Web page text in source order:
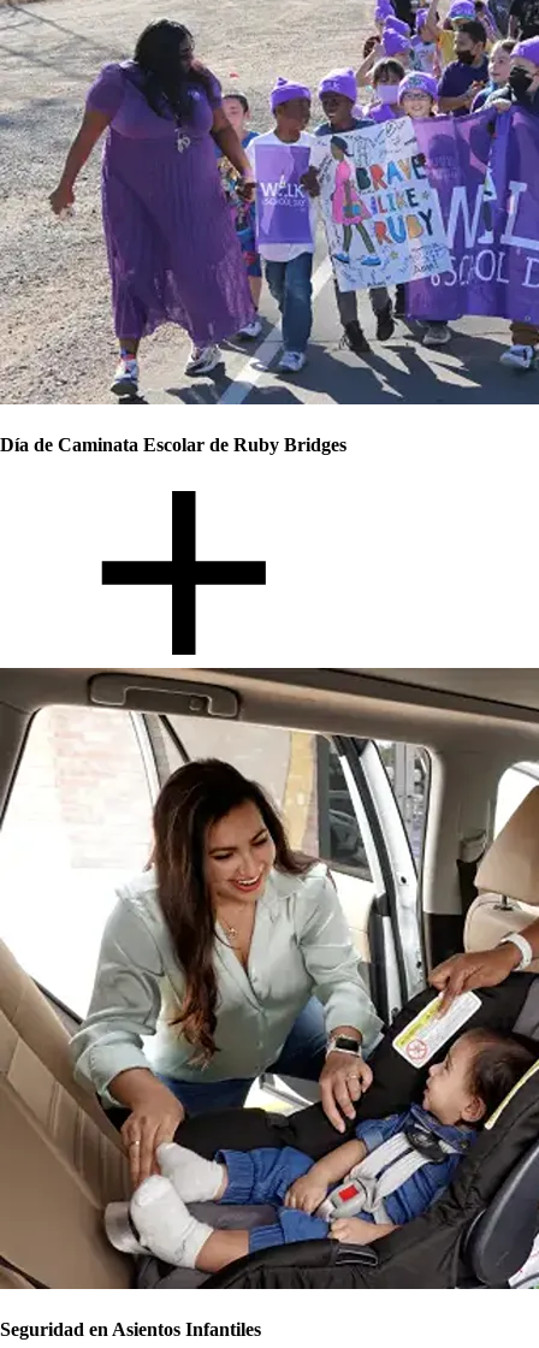
Día de Caminata Escolar de Ruby Bridges
Seguridad en Asientos Infantiles